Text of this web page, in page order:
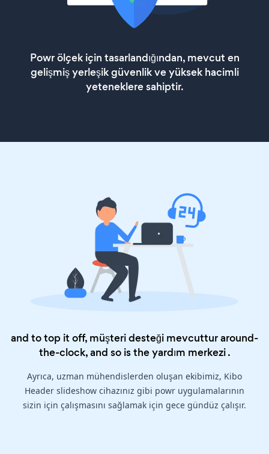
Powr ölçek için tasarlandığından, mevcut en
gelişmiş yerleşik güvenlik ve yüksek hacimli
yeteneklere sahiptir.
and to top it off, müşteri desteği mevcuttur around-
the-clock, and so is theyardım merkezi.
Ayrıca, uzman mühendislerden oluşan ekibimiz, Kibo
Header slideshow cihazınız gibi powr uygulamalarının
sizin için çalışmasını sağlamak için gece gündüz çalışır.